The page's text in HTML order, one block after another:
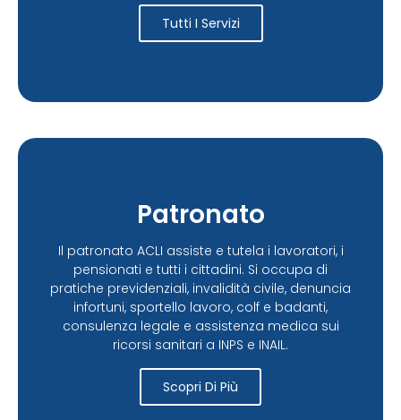
Tutti I Servizi
Patronato
Il patronato ACLI assiste e tutela i lavoratori, i
pensionati e tutti i cittadini. Si occupa di
pratiche previdenziali, invalidità civile, denuncia
infortuni, sportello lavoro, colf e badanti,
consulenza legale e assistenza medica sui
ricorsi sanitari a INPS e INAIL.
Scopri Di Più